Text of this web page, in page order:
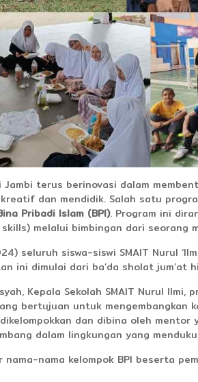
Jambi terus berinovasi dalam
dan mendidik. Salah satu
Pribadi Islam (BPI). Program ini
melalui bimbingan dari seorang
seluruh siswa-siswi SMAIT Nurul
ini dimulai dari ba’da sholat jum’at
Kepala Sekolah SMAIT Nurul Ilmi,
bertujuan untuk mengembangkan
dikelompokkan dan dibina oleh
dalam lingkungan yang
nama kelompok BPI beserta